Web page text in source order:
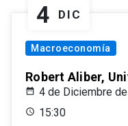
4 DIC
Macroeconomía
Robert Aliber,
4 de Diciembre
15:30